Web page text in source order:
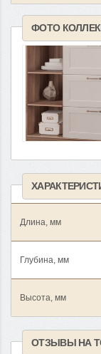
ФОТО
Длина, мм
Глубина, мм
Высота, мм
ОТЗЫВЫ НА